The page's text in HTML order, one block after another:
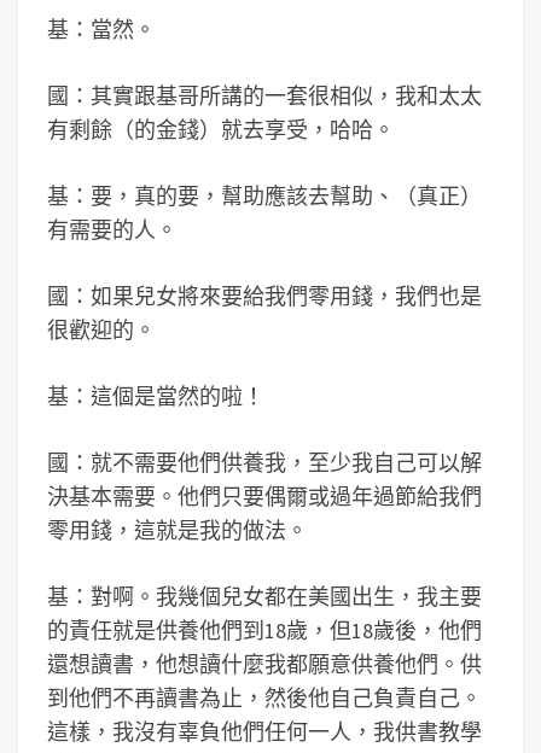
基：當然。
國：其實跟基哥所講的一套很相似，我和太太
有剩餘（的金錢）就去享受，哈哈。
基：要，真的要，幫助應該去幫助、（真正）
有需要的人。
國：如果兒女將來要給我們零用錢，我們也是
很歡迎的。
基：這個是當然的啦！
國：就不需要他們供養我，至少我自己可以解
決基本需要。他們只要偶爾或過年過節給我們
零用錢，這就是我的做法。
基：對啊。我幾個兒女都在美國出生，我主要
的責任就是供養他們到18歲，但18歲後，他們
還想讀書，他想讀什麼我都願意供養他們。供
到他們不再讀書為止，然後他自己負責自己。
這樣，我沒有辜負他們任何一人，我供書教學